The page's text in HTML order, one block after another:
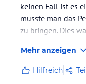
keinen Fall ist es
musste man das
zu bringen. Dies
Abendessen was
selbst darum
wurden nicht
Mehr anzeigen
Hilfreich